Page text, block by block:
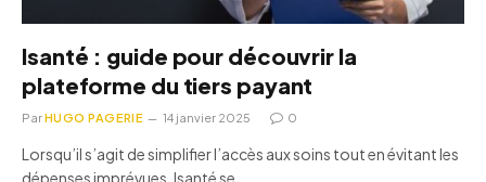
Isanté : guide pour découvrir la
plateforme du tiers payant
ParHUGO PAGERIE 14 janvier 2025 0
Lorsqu’il s’agit de simplifier l’accès aux soins tout en évitant les
dépenses imprévues, Isanté se…